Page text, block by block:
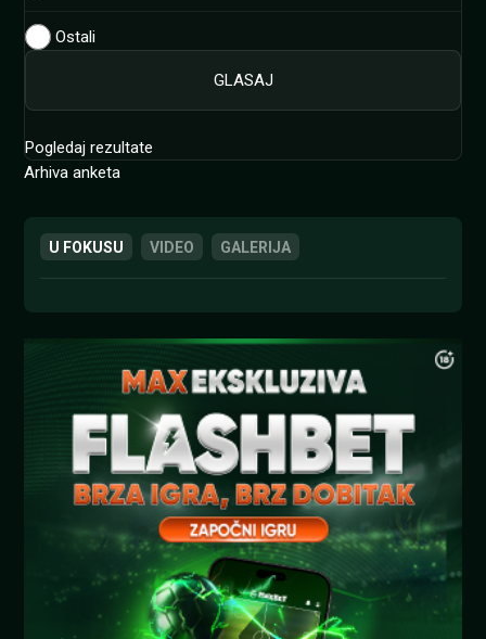
Ostali
Pogledaj rezultate
Arhiva anketa
U FOKUSU VIDEO GALERIJA